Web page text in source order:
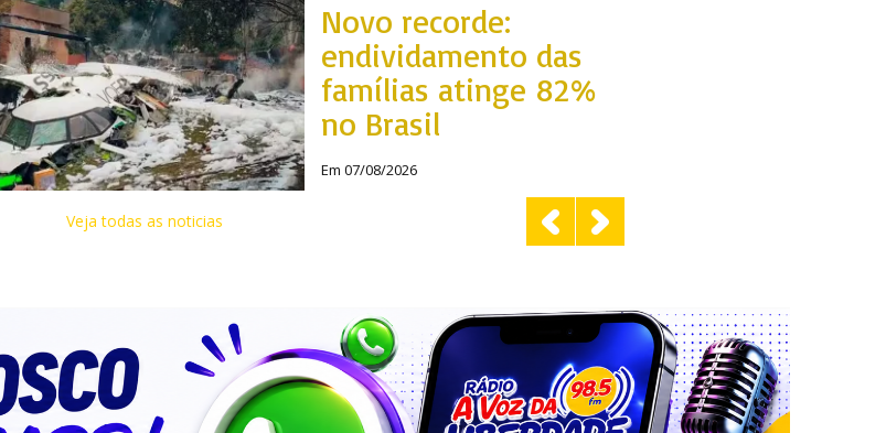
Novo recorde:
endividamento das
famílias atinge 82%
no Brasil
Em 07/08/2026
Veja todas as noticias